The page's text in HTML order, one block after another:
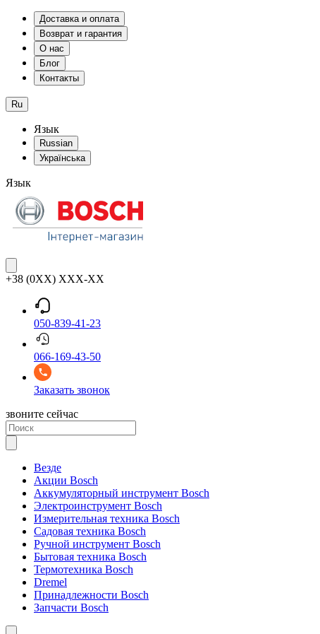
Доставка и оплата
Возврат и гарантия
О нас
Блог
Контакты
Ru
Язык
Russian
Українська
Язык
+38 (0XX) XXX-XX
050-839-41-23
066-169-43-50
Заказать звонок
звоните сейчас
Везде
Акции Bosch
Аккумуляторный инструмент Bosch
Электроинструмент Bosch
Измерительная техника Bosch
Садовая техника Bosch
Ручной инструмент Bosch
Бытовая техника Bosch
Термотехника Bosch
Dremel
Принадлежности Bosch
Запчасти Bosch